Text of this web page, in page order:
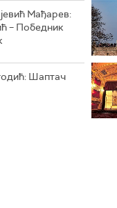
Мађарев:
– Победник
Шаптач